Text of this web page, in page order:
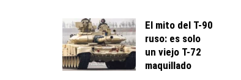
El mito del T-90
ruso: es solo
un viejo T-72
maquillado